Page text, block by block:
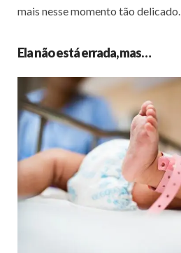
mais nesse momento tão delicado.
Ela não está errada, mas…